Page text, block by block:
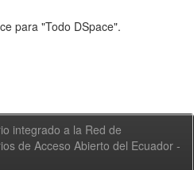
para "Todo DSpace".
integrado a la Red de
de Acceso Abierto del Ecuador -